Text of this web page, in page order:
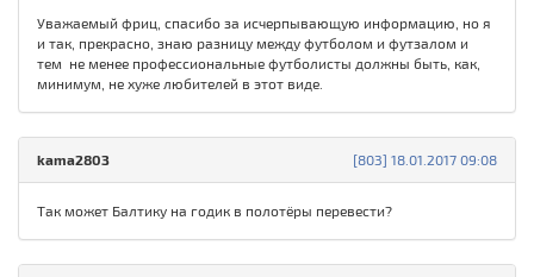
Уважаемый фриц, спасибо за исчерпывающую информацию, но я
и так, прекрасно, знаю разницу между футболом и футзалом и
тем не менее профессиональные футболисты должны быть, как,
минимум, не хуже любителей в этот виде.
[803] 18.01.2017 09:08
kama280З
Так может Балтику на годик в полотёры перевести?